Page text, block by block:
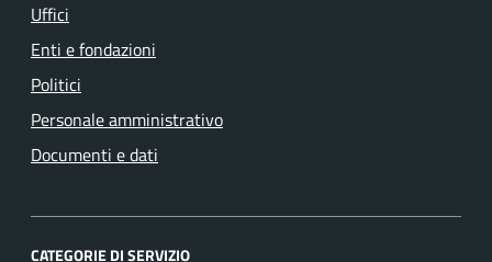
Uffici
Enti e fondazioni
Politici
Personale amministrativo
Documenti e dati
CATEGORIE DI SERVIZIO